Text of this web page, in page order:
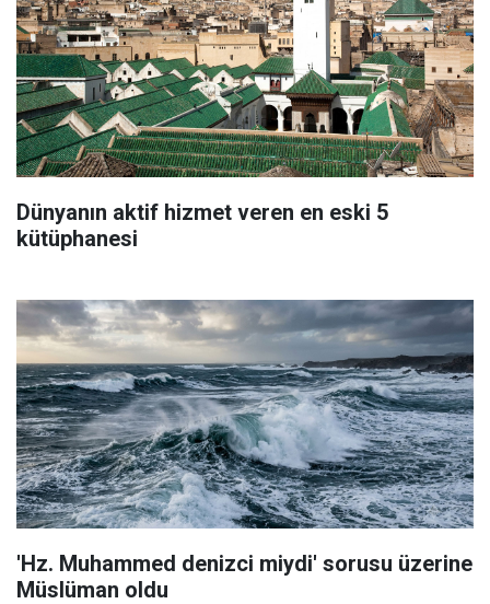
Dünyanın aktif hizmet veren en eski 5
kütüphanesi
'Hz. Muhammed denizci miydi' sorusu üzerine
Müslüman oldu